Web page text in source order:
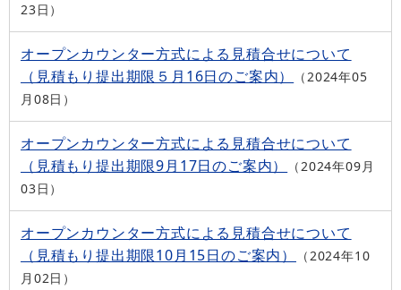
23日
オープンカウンター方式による見積合せについて
（見積もり提出期限５月16日のご案内）
2024年05
月08日
オープンカウンター方式による見積合せについて
（見積もり提出期限9月17日のご案内）
2024年09月
03日
オープンカウンター方式による見積合せについて
（見積もり提出期限10月15日のご案内）
2024年10
月02日